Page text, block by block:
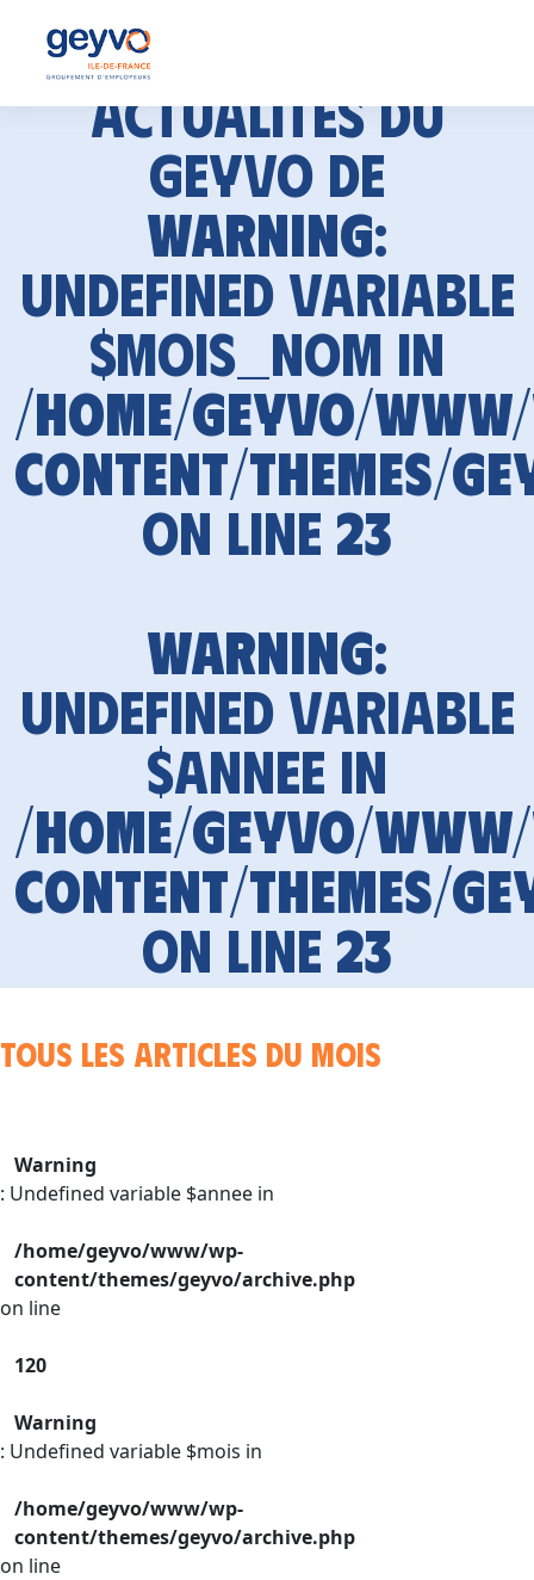
Actualités du
GEYVO de
Warning:
Undefined variable
$mois_nom in
/home/geyvo/
content/themes/
on line 23
Warning:
Undefined variable
$annee in
/home/geyvo/
content/themes/
on line 23
Tous les articles du mois
Warning
: Undefined variable $annee in
/home/geyvo/www/wp-
content/themes/geyvo/archive.php
on line
120
Warning
: Undefined variable $mois in
/home/geyvo/www/wp-
content/themes/geyvo/archive.php
on line